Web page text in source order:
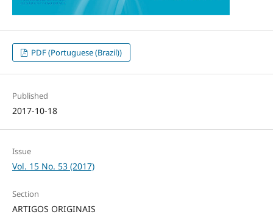
PDF (Portuguese (Brazil))
Published
2017-10-18
Issue
Vol. 15 No. 53 (2017)
Section
ARTIGOS ORIGINAIS